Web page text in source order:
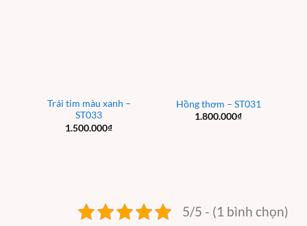
Trái tim màu xanh –
ST033
1.500.000₫
Hồng thơm – ST031
1.800.000₫
5/5 - (1 bình chọn)